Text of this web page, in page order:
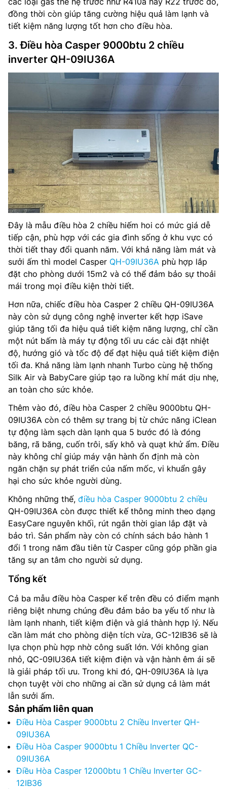
đồng thời còn giúp tăng cường hiệu quả làm lạnh và
tiết kiệm năng lượng tốt hơn cho điều hòa.
3. Điều hòa Casper 9000btu 2 chiều
inverter QH-09IU36A
Đây là mẫu điều hòa 2 chiều hiếm hoi có mức giá dễ
tiếp cận, phù hợp với các gia đình sống ở khu vực có
thời tiết thay đổi quanh năm. Với khả năng làm mát và
sưởi ấm thì model Casper QH-09IU36A phù hợp lắp
đặt cho phòng dưới 15m2 và có thể đảm bảo sự thoải
mái trong mọi điều kiện thời tiết.
Hơn nữa, chiếc điều hòa Casper 2 chiều QH-09IU36A
này còn sử dụng công nghệ inverter kết hợp iSave
giúp tăng tối đa hiệu quả tiết kiệm năng lượng, chỉ cần
một nút bấm là máy tự động tối ưu các cài đặt nhiệt
độ, hướng gió và tốc độ để đạt hiệu quả tiết kiệm điện
tối đa. Khả năng làm lạnh nhanh Turbo cùng hệ thống
Silk Air và BabyCare giúp tạo ra luồng khí mát dịu nhẹ,
an toàn cho sức khỏe.
Thêm vào đó, điều hòa Casper 2 chiều 9000btu QH-
09IU36A còn có thêm sự trang bị từ chức năng iClean
tự động làm sạch dàn lạnh qua 5 bước đó là đóng
băng, rã băng, cuốn trôi, sấy khô và quạt khử ẩm. Điều
này không chỉ giúp máy vận hành ổn định mà còn
ngăn chặn sự phát triển của nấm mốc, vi khuẩn gây
hại cho sức khỏe người dùng.
Không những thế, điều hòa Casper 9000btu 2 chiều
QH-09IU36A còn được thiết kế thông minh theo dạng
EasyCare nguyên khối, rút ngắn thời gian lắp đặt và
bảo trì. Sản phẩm này còn có chính sách bảo hành 1
đổi 1 trong năm đầu tiên từ Casper cũng góp phần gia
tăng sự an tâm cho người sử dụng.
Tổng kết
Cả ba mẫu điều hòa Casper kể trên đều có điểm mạnh
riêng biệt nhưng chúng đều đảm bảo ba yếu tố như là
làm lạnh nhanh, tiết kiệm điện và giá thành hợp lý. Nếu
cần làm mát cho phòng diện tích vừa, GC-12IB36 sẽ là
lựa chọn phù hợp nhờ công suất lớn. Với không gian
nhỏ, QC-09IU36A tiết kiệm điện và vận hành êm ái sẽ
là giải pháp tối ưu. Trong khi đó, QH-09IU36A là lựa
chọn tuyệt vời cho những ai cần sử dụng cả làm mát
lẫn sưởi ấm.
Sản phẩm liên quan
Điều Hòa Casper 9000btu 2 Chiều Inverter QH-
09IU36A
Điều Hòa Casper 9000btu 1 Chiều Inverter QC-
09IU36A
Điều Hòa Casper 12000btu 1 Chiều Inverter GC-
12IB36